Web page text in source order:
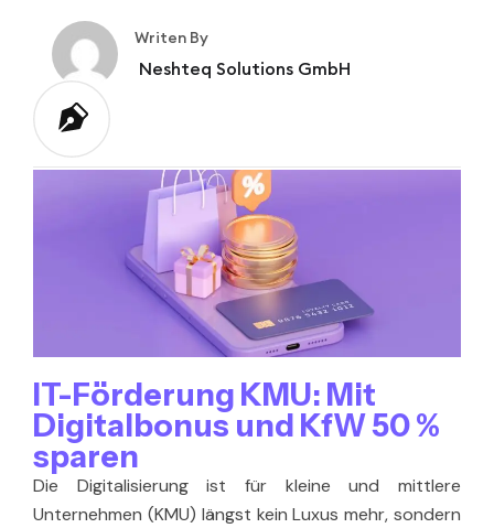
Writen By
Neshteq Solutions GmbH
IT-Förderung KMU: Mit
Digitalbonus und KfW 50 %
sparen
Die Digitalisierung ist für kleine und mittlere
Unternehmen (KMU) längst kein Luxus mehr, sondern